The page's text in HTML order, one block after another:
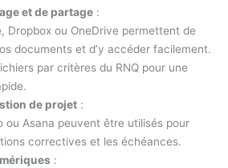
et de partage :
Dropbox ou OneDrive permettent de
documents et d’y accéder facilement.
par critères du RNQ pour une
de projet :
ou Asana peuvent être utilisés pour
correctives et les échéances.
: